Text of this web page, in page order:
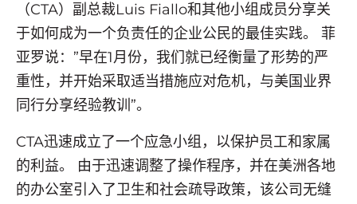
（CTA）副总裁Luis Fiallo和其他小组成员分享关
于如何成为一个负责任的企业公民的最佳实践。 菲
亚罗说：”早在1月份，我们就已经衡量了形势的严
重性，并开始采取适当措施应对危机，与美国业界
同行分享经验教训”。
CTA迅速成立了一个应急小组，以保护员工和家属
的利益。 由于迅速调整了操作程序，并在美洲各地
的办公室引入了卫生和社会疏导政策，该公司无缝